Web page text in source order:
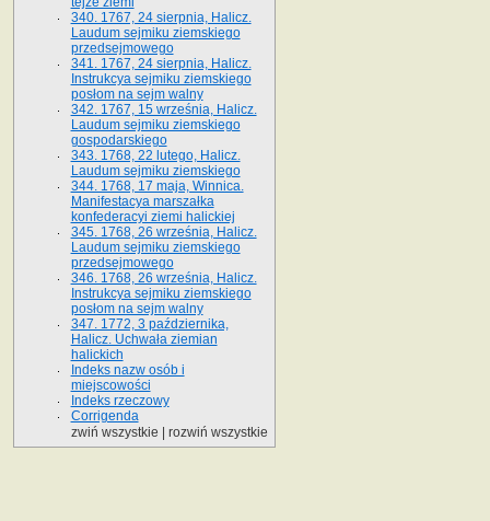
340. 1767, 24 sierpnia, Halicz.
Laudum sejmiku ziemskiego
przedsejmowego
341. 1767, 24 sierpnia, Halicz.
Instrukcya sejmiku ziemskiego
posłom na sejm walny
342. 1767, 15 września, Halicz.
Laudum sejmiku ziemskiego
gospodarskiego
343. 1768, 22 lutego, Halicz.
Laudum sejmiku ziemskiego
344. 1768, 17 maja, Winnica.
Manifestacya marszałka
konfederacyi ziemi halickiej
345. 1768, 26 września, Halicz.
Laudum sejmiku ziemskiego
przedsejmowego
346. 1768, 26 września, Halicz.
Instrukcya sejmiku ziemskiego
posłom na sejm walny
347. 1772, 3 października,
Halicz. Uchwała ziemian
halickich
Indeks nazw osób i
miejscowości
Indeks rzeczowy
Corrigenda
zwiń wszystkie
rozwiń wszystkie